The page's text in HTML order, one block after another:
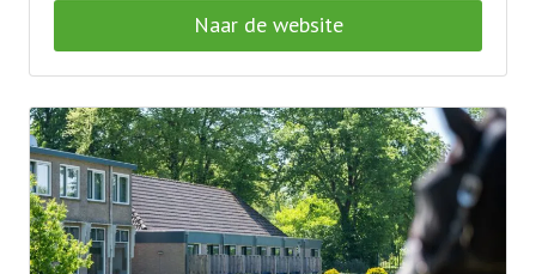
Naar de website